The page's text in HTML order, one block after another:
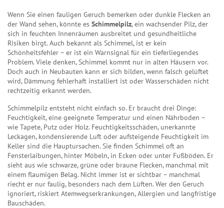
Wenn Sie einen fauligen Geruch bemerken oder dunkle Flecken an
der Wand sehen, könnte es Schimmelpilz,ein wachsender Pilz, der
sich in feuchten Innenräumen ausbreitet und gesundheitliche
Risiken birgt. Auch bekannt als Schimmel, ist er kein
Schönheitsfehler – er ist ein Warnsignal für ein tieferliegendes
Problem. Viele denken, Schimmel kommt nur in alten Häusern vor.
Doch auch in Neubauten kann er sich bilden, wenn falsch gelüftet
wird, Dämmung fehlerhaft installiert ist oder Wasserschäden nicht
rechtzeitig erkannt werden.
Schimmelpilz entsteht nicht einfach so. Er braucht drei Dinge:
Feuchtigkeit, eine geeignete Temperatur und einen Nährboden –
wie Tapete, Putz oder Holz. Feuchtigkeitsschäden, unerkannte
Leckagen, kondensierende Luft oder aufsteigende Feuchtigkeit im
Keller sind die Hauptursachen. Sie finden Schimmel oft an
Fensterlaibungen, hinter Möbeln, in Ecken oder unter Fußböden. Er
sieht aus wie schwarze, grüne oder braune Flecken, manchmal mit
einem flaumigen Belag. Nicht immer ist er sichtbar – manchmal
riecht er nur faulig, besonders nach dem Lüften. Wer den Geruch
ignoriert, riskiert Atemwegserkrankungen, Allergien und langfristige
Bauschäden.